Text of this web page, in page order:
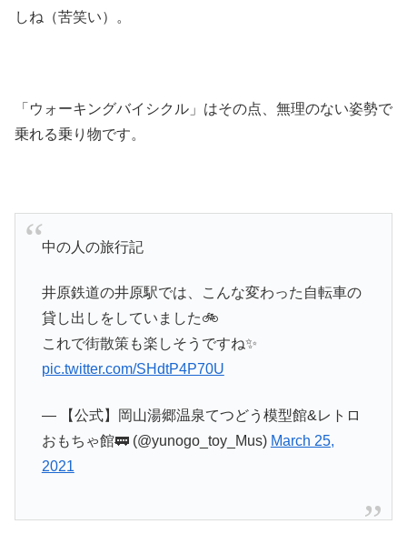
しね（苦笑い）。
「ウォーキングバイシクル」はその点、無理のない姿勢で
乗れる乗り物です。
中の人の旅行記
井原鉄道の井原駅では、こんな変わった自転車の
貸し出しをしていました🚲
これで街散策も楽しそうですね✨
pic.twitter.com/SHdtP4P70U
— 【公式】岡山湯郷温泉てつどう模型館&レトロ
おもちゃ館🚃 (@yunogo_toy_Mus) March 25,
2021